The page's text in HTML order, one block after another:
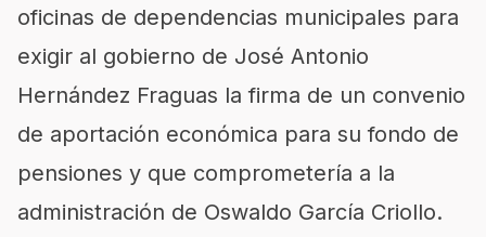
oficinas de dependencias municipales para
exigir al gobierno de José Antonio
Hernández Fraguas la firma de un convenio
de aportación económica para su fondo de
pensiones y que comprometería a la
administración de Oswaldo García Criollo.